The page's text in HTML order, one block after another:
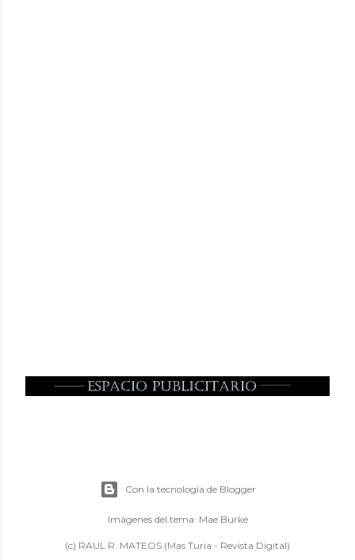
Con la tecnología de Blogger
Imágenes del tema: Mae Burke
(c) RAUL R. MATEOS (Mas Turia - Revista Digital)